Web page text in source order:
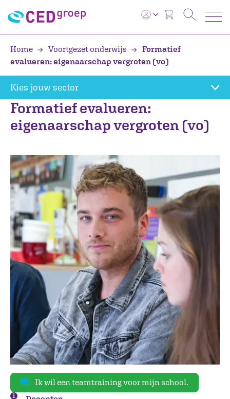
Home Voortgezet onderwijs
Formatief
evalueren: eigenaarschap vergroten (vo)
Kies jouw sector
Formatief evalueren:
eigenaarschap vergroten (vo)
Ik wil een teamtraining voor mijn school.